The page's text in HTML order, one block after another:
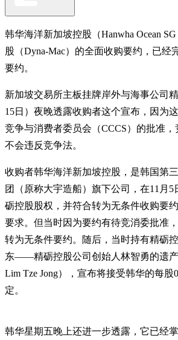
韩华海洋新加坡控股（Hanwha Ocean
股（Dyna-Mac）的全面收购要约，已经
要约。
新加坡交易所主板挂牌岸外与海事公司
15日）夜晚透露收购者这个宣布，因为
竞争与消费者委员会（CCCS）的批准
不会违反竞争法。
收购者韩华海洋新加坡控股，是韩国第
团（原称大宇造船）旗下公司，在11月5
砺控股股权，并符合转为无条件收购要
要求。但当时因为要约有待竞消委批准
转为无条件要约。随后，当时持有精砺
东——精砺控股公司创始人林智勇的遗产
Lim Tze Jong），宣布将接受韩华的每股
定。
韩华星期五晚上还进一步透露，它已经